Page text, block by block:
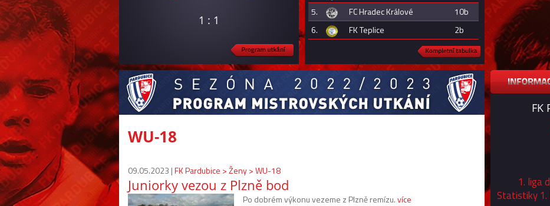
1 : 1
5.
FC Hradec Králové
10b
6.
FK Teplice 2b
WU-18
09.05.2023 |FK Pardubice > Ženy > WU-18
Juniorky vezou z Plzně bod
Po dobrém výkonu vezeme z Plzně remízu.více
FK
1. liga
Statistiky 1.